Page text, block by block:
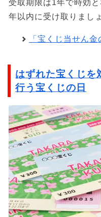
受取期限は1年で時効
年以内に受け取りまし
「宝くじ当せん
はずれた宝くじを
行う宝くじの日